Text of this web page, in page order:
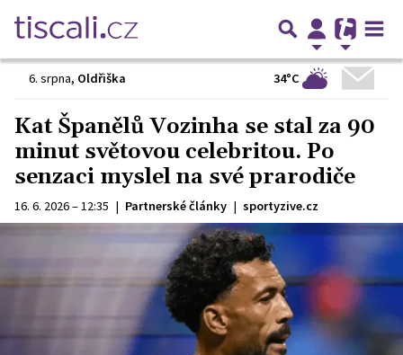
6. srpna, Oldřiška 34°C
Kat Španělů Vozinha se stal za 90
minut světovou celebritou. Po
senzaci myslel na své prarodiče
16. 6. 2026 – 12:35 | Partnerské články | sportyzive.cz